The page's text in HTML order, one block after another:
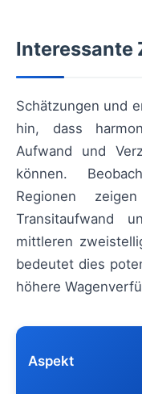
Interessante
Schätzungen und
hin, dass
Aufwand und
können.
Regionen
Transitaufwand
mittleren
bedeutet dies
höhere
Aspekt